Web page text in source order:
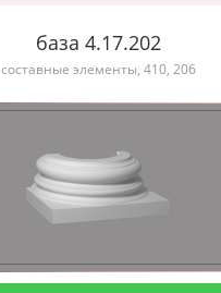
база 4.17.202
составные элементы, 410, 206